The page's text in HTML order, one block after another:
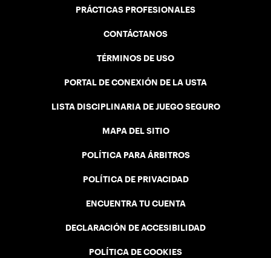
PRÁCTICAS PROFESIONALES
CONTÁCTANOS
TÉRMINOS DE USO
PORTAL DE CONEXIÓN DE LA USTA
LISTA DISCIPLINARIA DE JUEGO SEGURO
MAPA DEL SITIO
POLÍTICA PARA ÁRBITROS
POLÍTICA DE PRIVACIDAD
ENCUENTRA TU CUENTA
DECLARACIÓN DE ACCESIBILIDAD
POLÍTICA DE COOKIES